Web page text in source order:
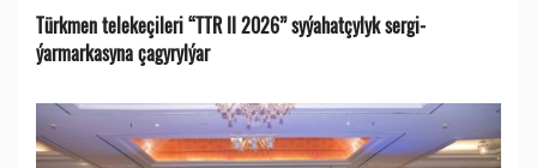
Türkmen telekeçileri “TTR II 2026” syýahatçylyk sergi-
ýarmarkasyna çagyrylýar